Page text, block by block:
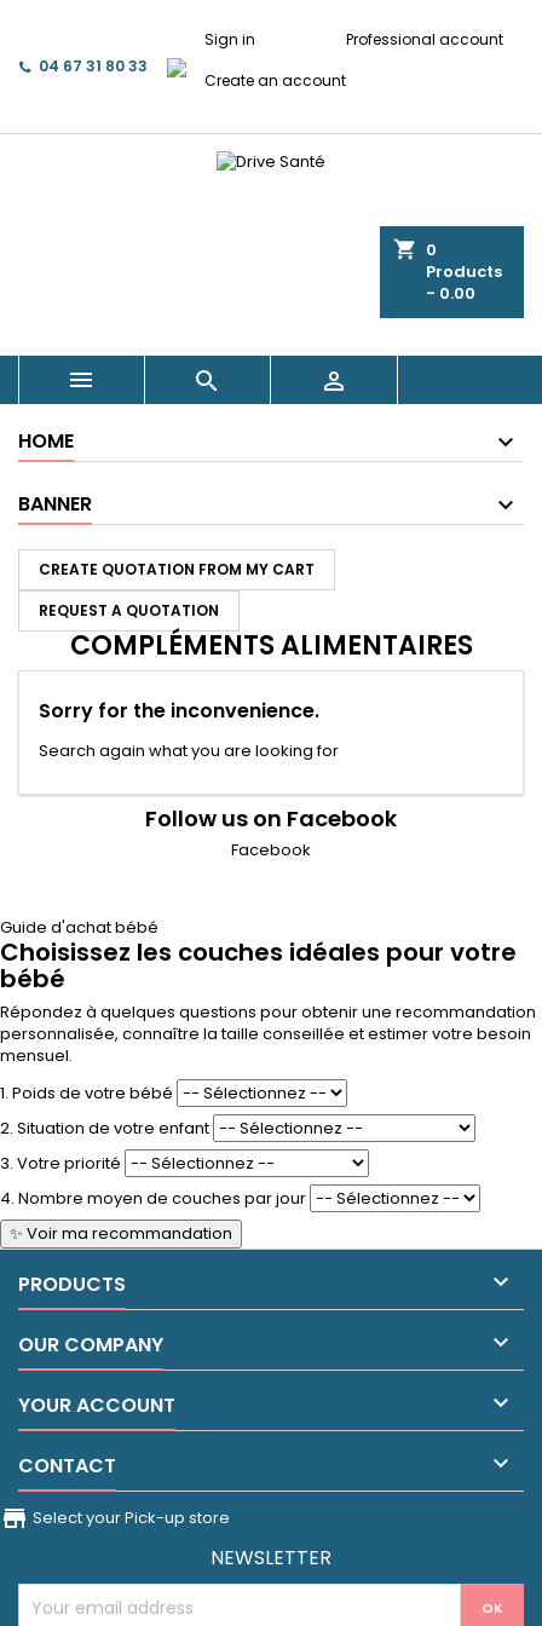
04 67 31 80 33
Sign in
Create an account
Professional account
shopping_cart 0
Products
- 0.00
  
HOME
BANNER
CREATE QUOTATION FROM MY CART
REQUEST A QUOTATION
COMPLÉMENTS ALIMENTAIRES
Sorry for the inconvenience.
Search again what you are looking for
Follow us on Facebook
Facebook
Guide d'achat bébé
Choisissez les couches idéales pour votre
bébé
Répondez à quelques questions pour obtenir une recommandation
personnalisée, connaître la taille conseillée et estimer votre besoin
mensuel.
1. Poids de votre bébé
2. Situation de votre enfant
3. Votre priorité
4. Nombre moyen de couches par jour
✨ Voir ma recommandation
PRODUCTS 
OUR COMPANY 
YOUR ACCOUNT 
CONTACT

store_front
Select your Pick-up store
NEWSLETTER